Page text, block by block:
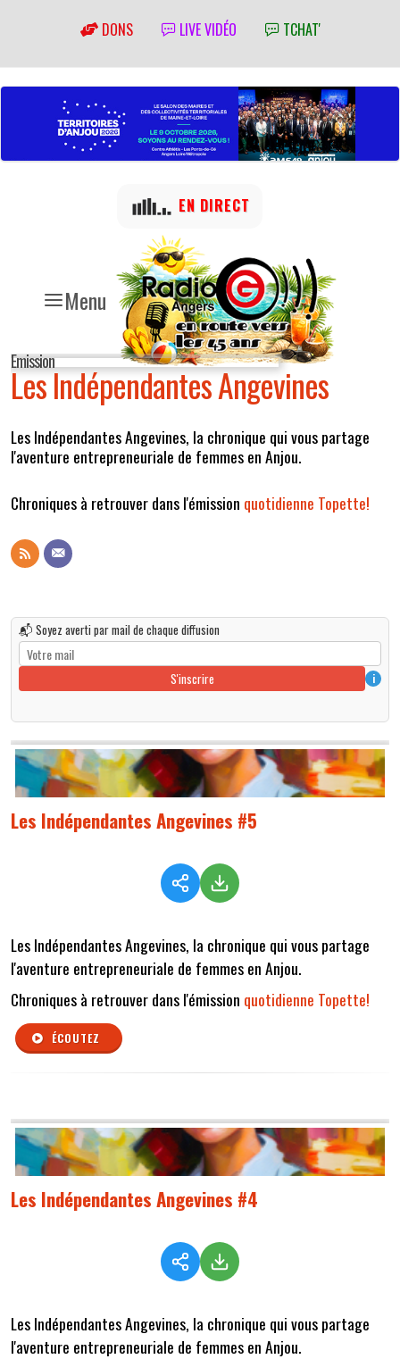
DONS LIVE VIDÉO TCHAT'
Menu
EN DIRECT
Emission
Les Indépendantes Angevines
Les Indépendantes Angevines, la chronique qui vous partage
l'aventure entrepreneuriale de femmes en Anjou.
Chroniques à retrouver dans l'émission quotidienne Topette!
📬 Soyez averti par mail de chaque diffusion
S'inscrire i
Les Indépendantes Angevines #5
Les Indépendantes Angevines, la chronique qui vous partage
l'aventure entrepreneuriale de femmes en Anjou.
Chroniques à retrouver dans l'émission quotidienne Topette!
ÉCOUTEZ
Les Indépendantes Angevines #4
Les Indépendantes Angevines, la chronique qui vous partage
l'aventure entrepreneuriale de femmes en Anjou.